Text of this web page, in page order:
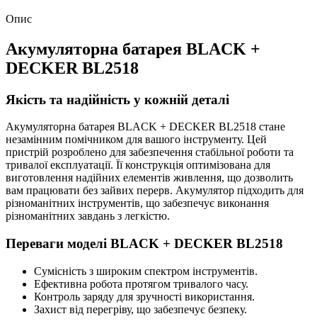
Опис
Акумуляторна батарея BLACK +
DECKER BL2518
Якість та надійність у кожній деталі
Акумуляторна батарея BLACK + DECKER BL2518 стане
незамінним помічником для вашого інструменту. Цей
пристрій розроблено для забезпечення стабільної роботи та
тривалої експлуатації. Її конструкція оптимізована для
виготовлення надійних елементів живлення, що дозволить
вам працювати без зайвих перерв. Акумулятор підходить для
різноманітних інструментів, що забезпечує виконання
різноманітних завдань з легкістю.
Переваги моделі BLACK + DECKER BL2518
Сумісність з широким спектром інструментів.
Ефективна робота протягом тривалого часу.
Контроль заряду для зручності використання.
Захист від перегріву, що забезпечує безпеку.